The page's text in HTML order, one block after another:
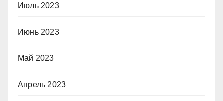
Июль 2023
Июнь 2023
Май 2023
Апрель 2023